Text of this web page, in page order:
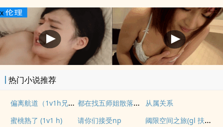
x
热门小说推荐
偏离航道（1v1h兄妹骨科bg） 都在找五师姐散落的法宝
从属关系
蜜桃熟了 (1v1 h)
请你们接受np 阈限空间之旅(gl 扶她)